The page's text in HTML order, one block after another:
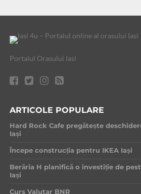
Portalul Orasului Iasi
ARTICOLE POPULARE
Hard Rock Cafe pregătește
Iași
Începe construcția pentru IKEA Iași
Berăria H planifică o investiție de
Iași
Curs Valutar BNR